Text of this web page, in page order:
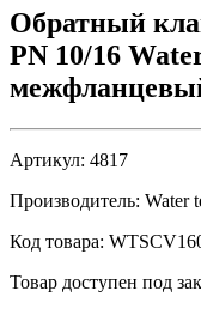
Обратный
PN 10/16
Артикул: 4817
Производитель: Water
Код товара:
Товар доступен под